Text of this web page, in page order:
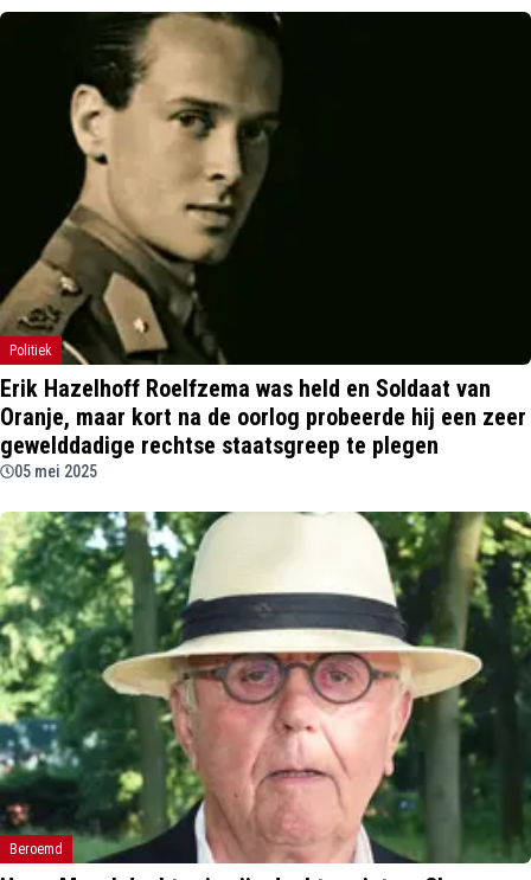
Politiek
Erik Hazelhoff Roelfzema was held en Soldaat van
Oranje, maar kort na de oorlog probeerde hij een zeer
gewelddadige rechtse staatsgreep te plegen
05 mei 2025
Beroemd